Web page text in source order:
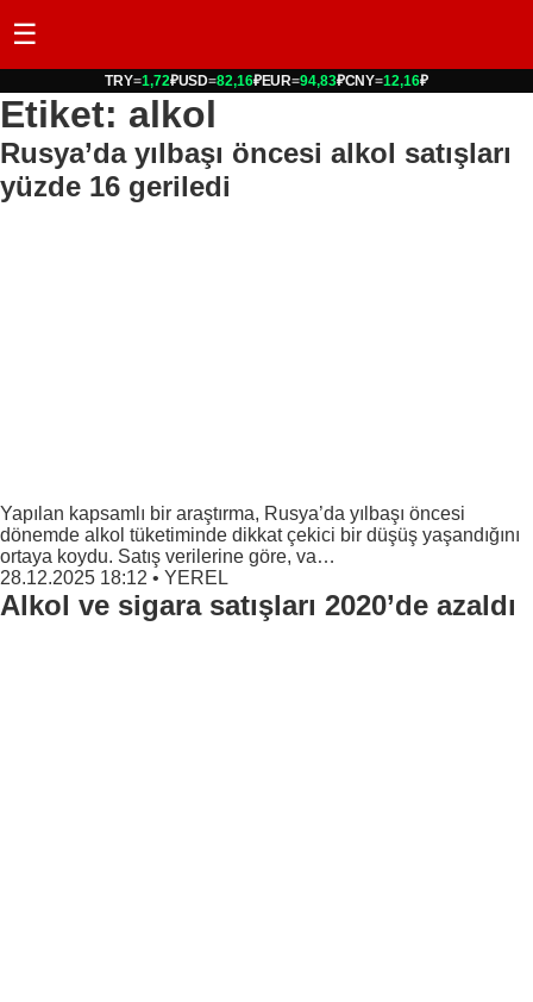
☰
TRY=1,72₽USD=82,16₽EUR=94,83₽CNY=12,16₽
Etiket: alkol
Rusya’da yılbaşı öncesi alkol satışları
yüzde 16 geriledi
Yapılan kapsamlı bir araştırma, Rusya’da yılbaşı öncesi
dönemde alkol tüketiminde dikkat çekici bir düşüş yaşandığını
ortaya koydu. Satış verilerine göre, va…
28.12.2025 18:12 • YEREL
Alkol ve sigara satışları 2020’de azaldı